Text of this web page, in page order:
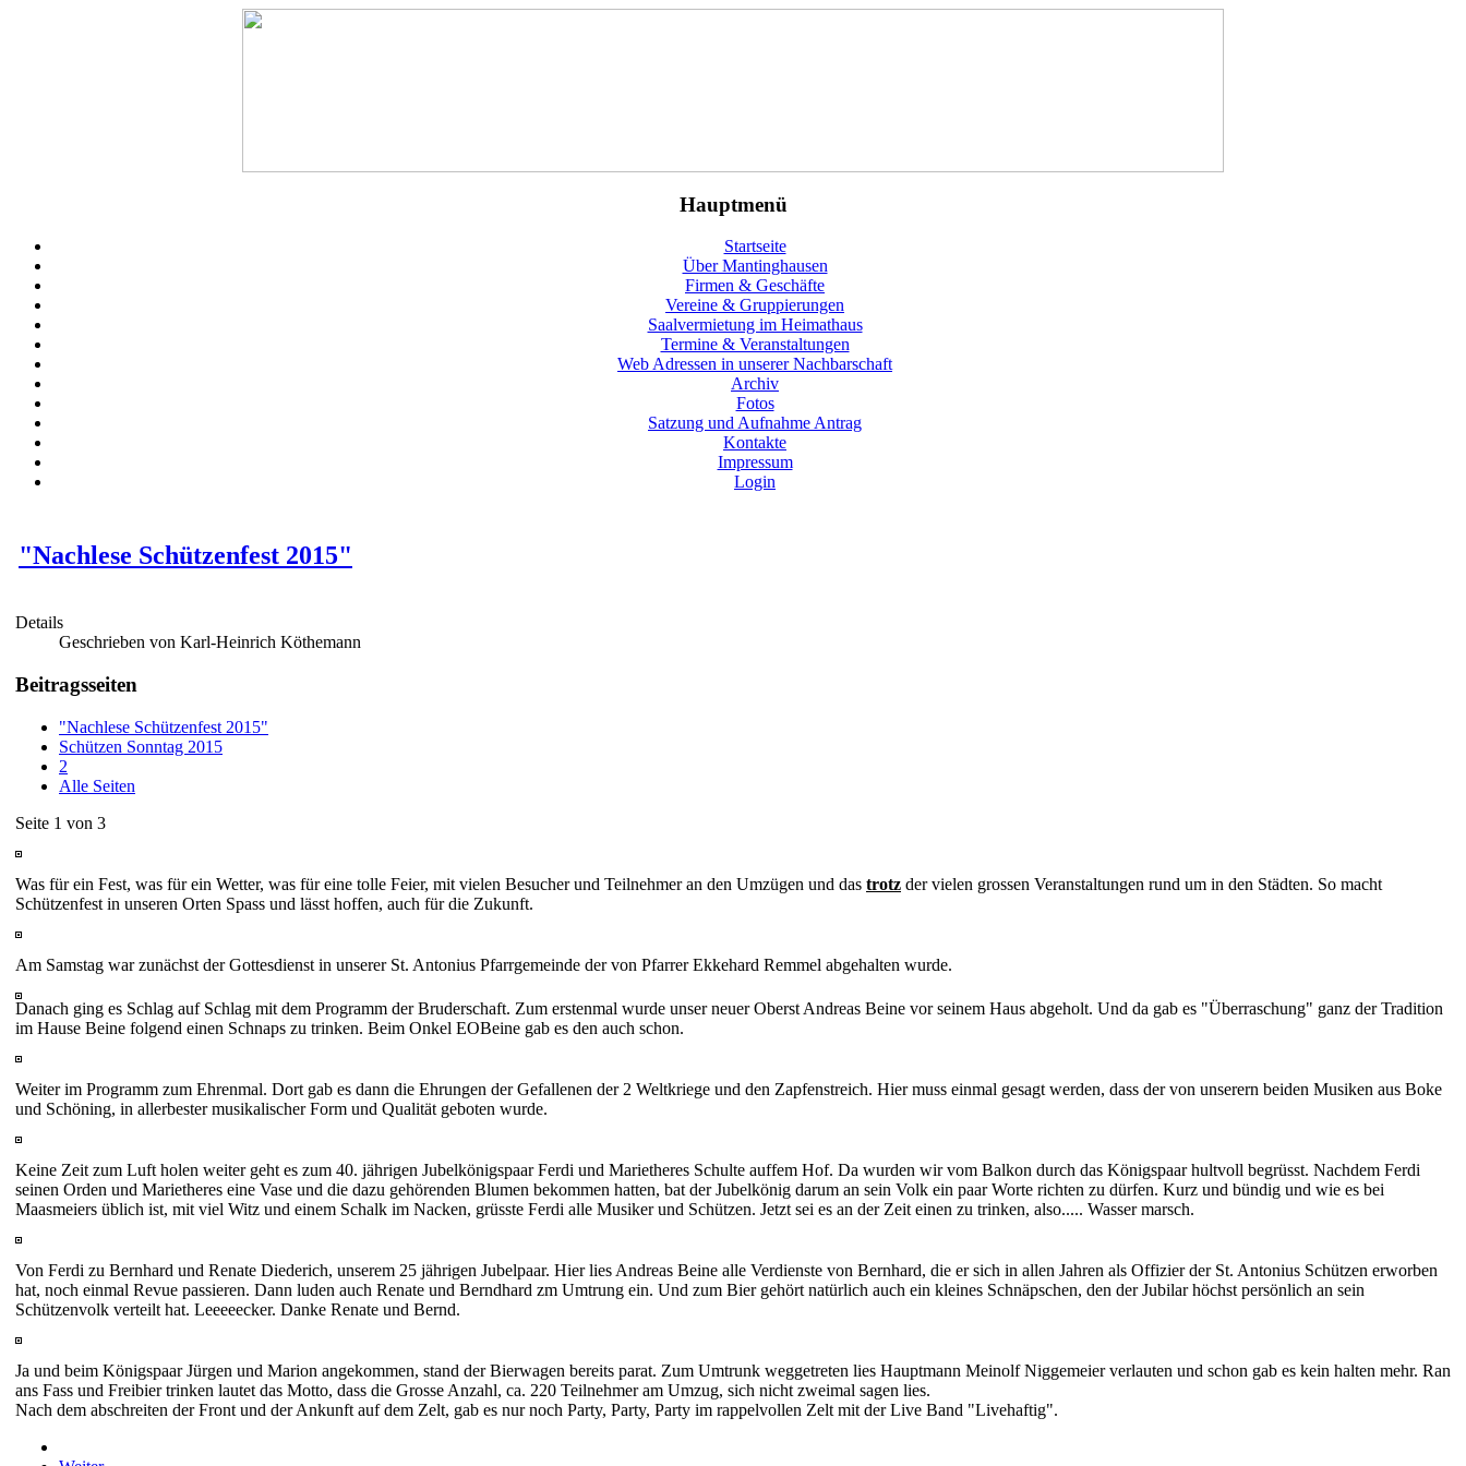
Hauptmenü
Startseite
Über Mantinghausen
Firmen & Geschäfte
Vereine & Gruppierungen
Saalvermietung im Heimathaus
Termine & Veranstaltungen
Web Adressen in unserer Nachbarschaft
Archiv
Fotos
Satzung und Aufnahme Antrag
Kontakte
Impressum
Login
"Nachlese Schützenfest 2015"
Details
Geschrieben von Karl-Heinrich Köthemann
Beitragsseiten
"Nachlese Schützenfest 2015"
Schützen Sonntag 2015
2
Alle Seiten
Seite 1 von 3
Was für ein Fest, was für ein Wetter, was für eine tolle Feier, mit vielen Besucher und Teilnehmer an den Umzügen und das trotz der vielen grossen Veranstaltungen rund um in den Städten. So macht
Schützenfest in unseren Orten Spass und lässt hoffen, auch für die Zukunft.
Am Samstag war zunächst der Gottesdienst in unserer St. Antonius Pfarrgemeinde der von Pfarrer Ekkehard Remmel abgehalten wurde.
Danach ging es Schlag auf Schlag mit dem Programm der Bruderschaft. Zum erstenmal wurde unser neuer Oberst Andreas Beine vor seinem Haus abgeholt. Und da gab es "Überraschung" ganz der Tradition
im Hause Beine folgend einen Schnaps zu trinken. Beim Onkel EOBeine gab es den auch schon.
Weiter im Programm zum Ehrenmal. Dort gab es dann die Ehrungen der Gefallenen der 2 Weltkriege und den Zapfenstreich. Hier muss einmal gesagt werden, dass der von unserern beiden Musiken aus Boke
und Schöning, in allerbester musikalischer Form und Qualität geboten wurde.
Keine Zeit zum Luft holen weiter geht es zum 40. jährigen Jubelkönigspaar Ferdi und Marietheres Schulte auffem Hof. Da wurden wir vom Balkon durch das Königspaar hultvoll begrüsst. Nachdem Ferdi
seinen Orden und Marietheres eine Vase und die dazu gehörenden Blumen bekommen hatten, bat der Jubelkönig darum an sein Volk ein paar Worte richten zu dürfen. Kurz und bündig und wie es bei
Maasmeiers üblich ist, mit viel Witz und einem Schalk im Nacken, grüsste Ferdi alle Musiker und Schützen. Jetzt sei es an der Zeit einen zu trinken, also..... Wasser marsch.
Von Ferdi zu Bernhard und Renate Diederich, unserem 25 jährigen Jubelpaar. Hier lies Andreas Beine alle Verdienste von Bernhard, die er sich in allen Jahren als Offizier der St. Antonius Schützen erworben
hat, noch einmal Revue passieren. Dann luden auch Renate und Berndhard zm Umtrung ein. Und zum Bier gehört natürlich auch ein kleines Schnäpschen, den der Jubilar höchst persönlich an sein
Schützenvolk verteilt hat. Leeeeecker. Danke Renate und Bernd.
Ja und beim Königspaar Jürgen und Marion angekommen, stand der Bierwagen bereits parat. Zum Umtrunk weggetreten lies Hauptmann Meinolf Niggemeier verlauten und schon gab es kein halten mehr. Ran
ans Fass und Freibier trinken lautet das Motto, dass die Grosse Anzahl, ca. 220 Teilnehmer am Umzug, sich nicht zweimal sagen lies.
Nach dem abschreiten der Front und der Ankunft auf dem Zelt, gab es nur noch Party, Party, Party im rappelvollen Zelt mit der Live Band "Livehaftig".